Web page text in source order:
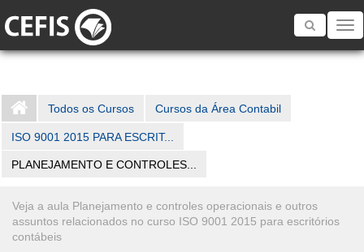
Toggle
Todos os Cursos Cursos da Área Contabil
ISO 9001 2015 PARA ESCRIT...
PLANEJAMENTO E CONTROLES...
Veja a aula Planejamento e controles operacionais e outros
assuntos relacionados no curso ISO 9001 2015 para escritórios
contábeis